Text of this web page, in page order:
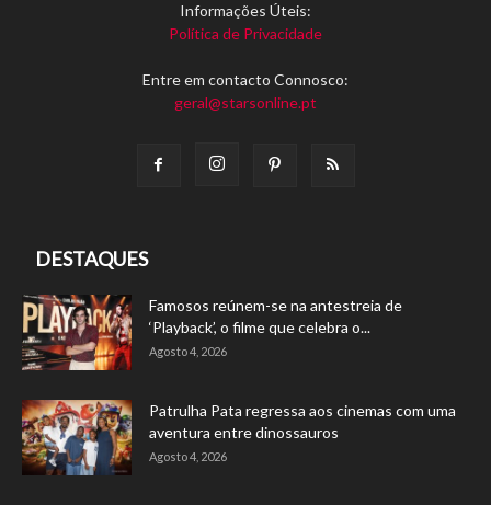
Informações Úteis:
Política de Privacidade
Entre em contacto Connosco:
geral@starsonline.pt
DESTAQUES
Famosos reúnem-se na antestreia de
‘Playback’, o filme que celebra o...
Agosto 4, 2026
Patrulha Pata regressa aos cinemas com uma
aventura entre dinossauros
Agosto 4, 2026